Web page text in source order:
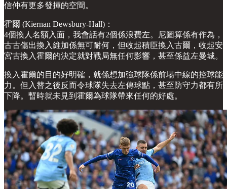
信仲有更多發揮的空間。
霍爾 (Kiernan Dewsbury-Hall)：
4個換人名額入面，我會話有2個係浪費左。尼圖算係有作為，
古古傷出換入維加係無可耐何，但收起積臣換入古爾，收起安
宮古換入霍爾的決定就對戰局無任何影響，甚至係益左曼城。
換入霍爾的目的好明確，就係想加強球隊係前場中線的控球能
力。但入替之後反而令球隊失去左傳球點，甚至防守力都有所
下降。暫時就未見到霍爾為球隊帶來任何的好處。